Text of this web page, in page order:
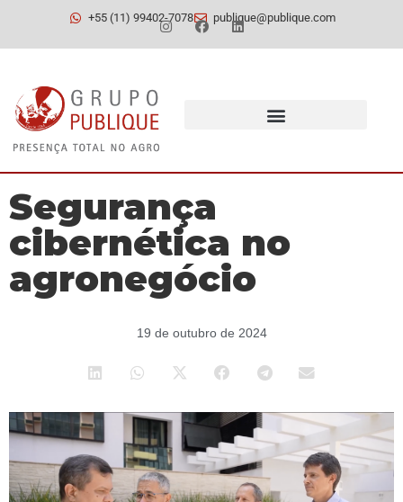
+55 (11) 99402-7078 publique@publique.com
Segurança
cibernética no
agronegócio
19 de outubro de 2024